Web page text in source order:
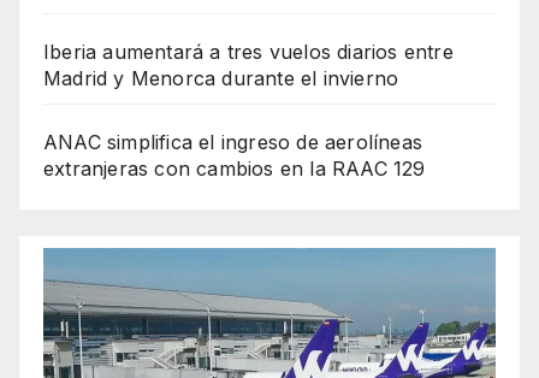
Iberia aumentará a tres vuelos diarios entre
Madrid y Menorca durante el invierno
ANAC simplifica el ingreso de aerolíneas
extranjeras con cambios en la RAAC 129